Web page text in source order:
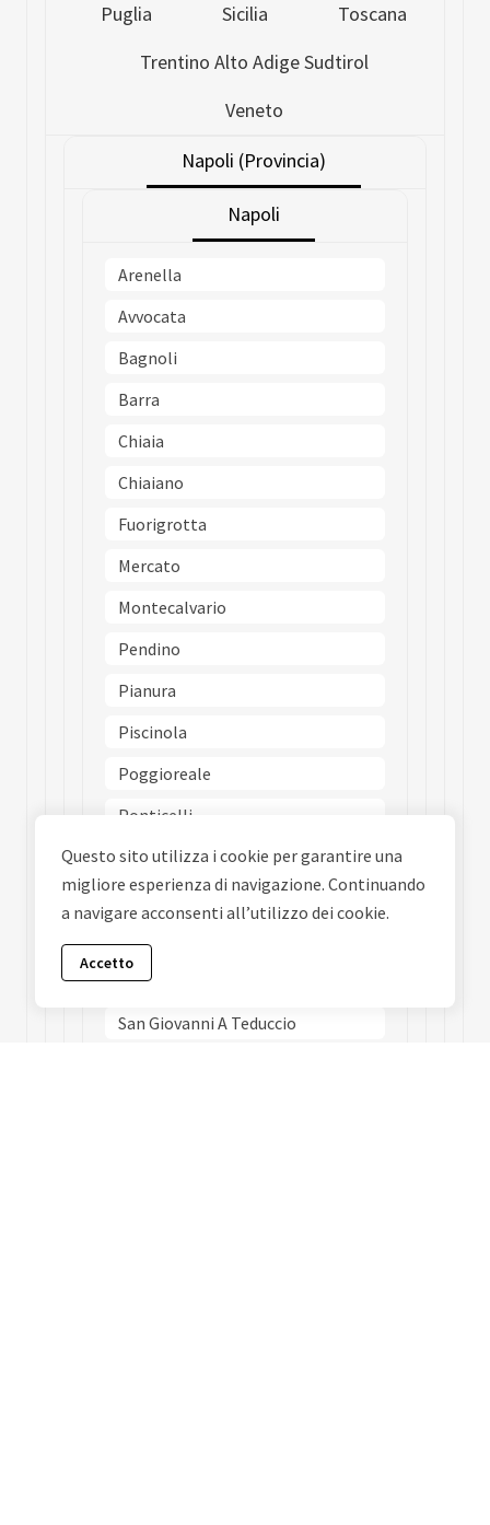
Puglia
Sicilia
Toscana
Trentino Alto Adige Sudtirol
Veneto
Napoli (Provincia)
Napoli
Arenella
Avvocata
Bagnoli
Barra
Chiaia
Chiaiano
Fuorigrotta
Mercato
Montecalvario
Pendino
Pianura
Piscinola
Poggioreale
Ponticelli
Porto
Posillipo
San Carlo Allarena
San Ferdinando
San Giovanni A Teduccio
Questo sito utilizza i cookie per garantire una
migliore esperienza di navigazione. Continuando
a navigare acconsenti all’utilizzo dei cookie.
Accetto